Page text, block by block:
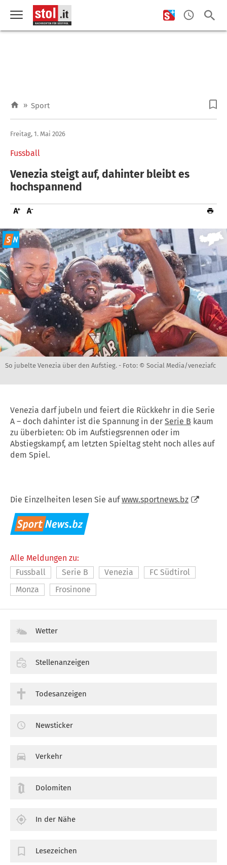
» Sport
Fussball
Freitag, 1. Mai 2026
Venezia steigt auf, dahinter bleibt es
hochspannend
So jubelte Venezia über den Aufstieg. - Foto: © Social Media/veneziafc
Venezia darf jubeln und feiert die Rückkehr in die Serie
A – doch dahinter ist die Spannung in der Serie B kaum
zu überbieten: Ob im Aufstiegsrennen oder im
Abstiegskampf, am letzten Spieltag steht noch alles auf
dem Spiel.
Die Einzelheiten lesen Sie aufwww.sportnews.bz
Alle Meldungen zu:
Fussball
Serie B Venezia
FC Südtirol
Monza
Frosinone
Wetter
Stellenanzeigen
Todesanzeigen
Newsticker
Verkehr
Dolomiten
In der Nähe
Lesezeichen